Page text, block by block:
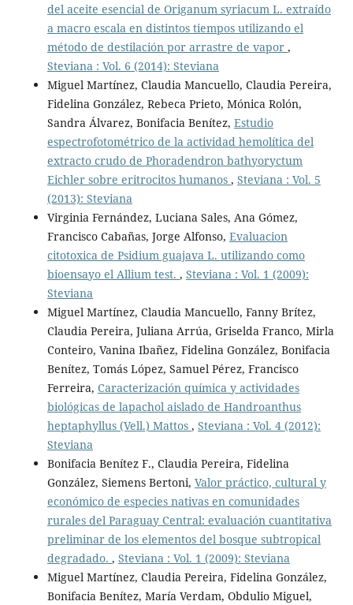
del aceite esencial de Origanum syriacum L. extraído
a macro escala en distintos tiempos utilizando el
método de destilación por arrastre de vapor ,
Steviana : Vol. 6 (2014): Steviana
Miguel Martínez, Claudia Mancuello, Claudia Pereira,
Fidelina González, Rebeca Prieto, Mónica Rolón,
Sandra Álvarez, Bonifacia Benítez, Estudio
espectrofotométrico de la actividad hemolítica del
extracto crudo de Phoradendron bathyoryctum
Eichler sobre eritrocitos humanos , Steviana : Vol. 5
(2013): Steviana
Virginia Fernández, Luciana Sales, Ana Gómez,
Francisco Cabañas, Jorge Alfonso, Evaluacion
citotoxica de Psidium guajava L. utilizando como
bioensayo el Allium test. , Steviana : Vol. 1 (2009):
Steviana
Miguel Martínez, Claudia Mancuello, Fanny Brítez,
Claudia Pereira, Juliana Arrúa, Griselda Franco, Mirla
Conteiro, Vanina Ibañez, Fidelina González, Bonifacia
Benítez, Tomás López, Samuel Pérez, Francisco
Ferreira, Caracterización química y actividades
biológicas de lapachol aislado de Handroanthus
heptaphyllus (Vell.) Mattos , Steviana : Vol. 4 (2012):
Steviana
Bonifacia Benítez F., Claudia Pereira, Fidelina
González, Siemens Bertoni, Valor práctico, cultural y
económico de especies nativas en comunidades
rurales del Paraguay Central: evaluación cuantitativa
preliminar de los elementos del bosque subtropical
degradado. , Steviana : Vol. 1 (2009): Steviana
Miguel Martínez, Claudia Pereira, Fidelina González,
Bonifacia Benítez, María Verdam, Obdulio Miguel,